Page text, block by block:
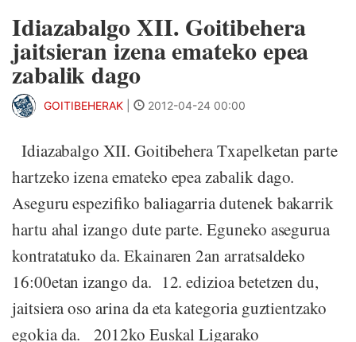
Idiazabalgo XII. Goitibehera
jaitsieran izena emateko epea
zabalik dago
GOITIBEHERAK 2012-04-24 00:00
Idiazabalgo XII. Goitibehera Txapelketan parte
hartzeko izena emateko epea zabalik dago.
Aseguru espezifiko baliagarria dutenek bakarrik
hartu ahal izango dute parte. Eguneko asegurua
kontratatuko da. Ekainaren 2an arratsaldeko
16:00etan izango da. 12. edizioa betetzen du,
jaitsiera oso arina da eta kategoria guztientzako
egokia da. 2012ko Euskal Ligarako